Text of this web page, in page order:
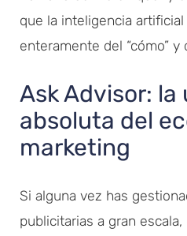
que la inteligencia artificial
enteramente del “cómo” y
Ask Advisor:
absoluta del
marketing
Si alguna vez has
publicitarias a gran